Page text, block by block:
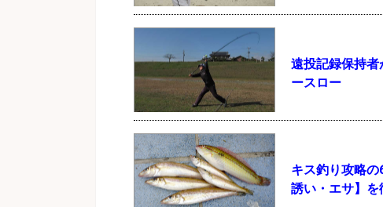
遠投記録保持
ースロー
キス釣り攻略の
誘い・エサ】を